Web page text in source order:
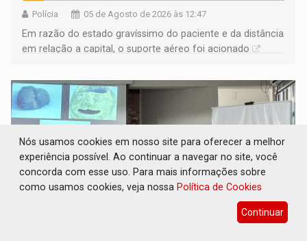
Polícia 05 de Agosto de 2026 às 12:47
Em razão do estado gravíssimo do paciente e da distância
em relação a capital, o suporte aéreo foi acionado
Nós usamos cookies em nosso site para oferecer a melhor
experiência possível. Ao continuar a navegar no site, você
concorda com esse uso. Para mais informações sobre
como usamos cookies, veja nossa Política de Cookies
Continuar